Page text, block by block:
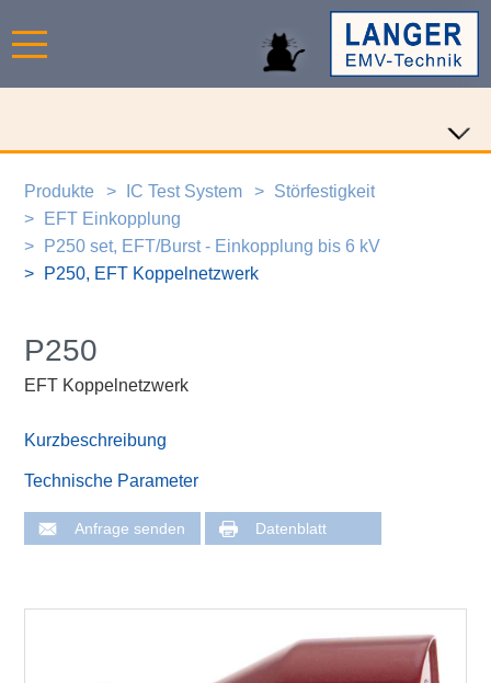
Produkte IC Test System
Störfestigkeit
EFT Einkopplung
P250 set, EFT/Burst - Einkopplung bis 6 kV
P250, EFT Koppelnetzwerk
P250
EFT Koppelnetzwerk
Kurzbeschreibung
Technische Parameter
Anfrage senden Datenblatt